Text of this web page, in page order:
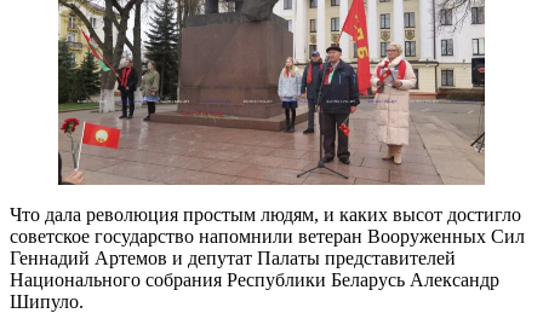
Что дала революция простым людям, и каких высот достигло
советское государство напомнили ветеран Вооруженных Сил
Геннадий Артемов и депутат Палаты представителей
Национального собрания Республики Беларусь Александр
Шипуло.